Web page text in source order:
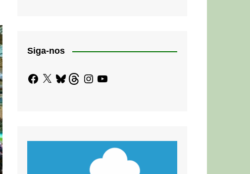
Siga-nos
Facebook
X BlueskyThreadsInstagram
YouTube